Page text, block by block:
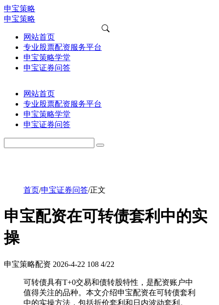
申宝策略
申宝策略
网站首页
专业股票配资服务平台
申宝策略学堂
申宝证券问答
网站首页
专业股票配资服务平台
申宝策略学堂
申宝证券问答
首页/申宝证券问答/正文
申宝配资在可转债套利中的实
操
申宝策略配资 2026-4-22 108 4/22
可转债具有T+0交易和债转股特性，是配资账户中
值得关注的品种。本文介绍申宝配资在可转债套利
中的实操方法，包括折价套利和日内波动套利。